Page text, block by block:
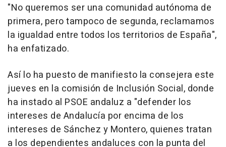
"No queremos ser una comunidad autónoma de
primera, pero tampoco de segunda, reclamamos
la igualdad entre todos los territorios de España",
ha enfatizado.
Así lo ha puesto de manifiesto la consejera este
jueves en la comisión de Inclusión Social, donde
ha instado al PSOE andaluz a "defender los
intereses de Andalucía por encima de los
intereses de Sánchez y Montero, quienes tratan
a los dependientes andaluces con la punta del